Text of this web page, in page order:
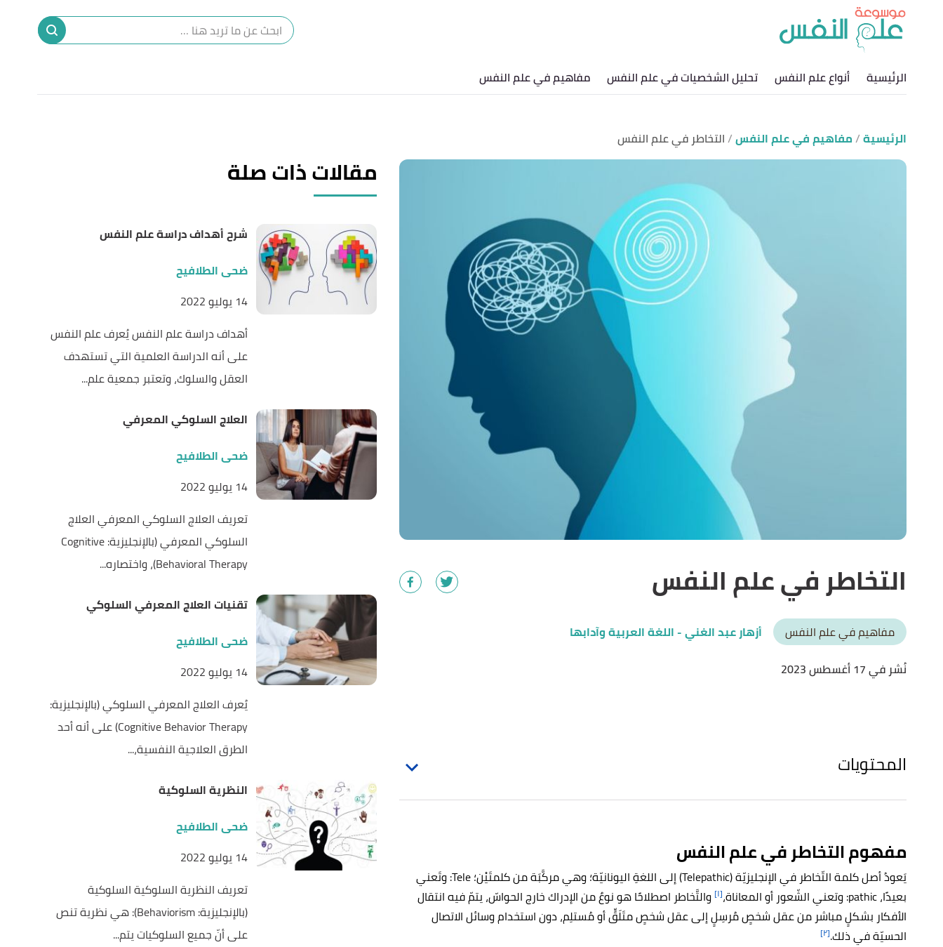
الرئيسية أنواع علم النفس تحليل الشخصيات في علم النفس مفاهيم في علم النفس
الرئيسية مفاهيم في علم النفس التخاطر في علم النفس
التخاطر في علم النفس
مفاهيم في علم النفس أزهار عبد الغني- اللغة العربية وآدابها
نُشر في 17 أغسطس 2023
المحتويات
مفهوم التخاطر في علم النفس
يَعودُ أصل كلمة التّخاطر في الإنجليزيّة (Telepathic) إلى اللغةِ اليونانيّة؛ وهي مركَّبَة من كلمتَيْن؛ Tele: وتَعني
بعيدًا، pathic: وتعني الشّعور أو المعاناة،
[١] والتَّخاطر اصطلاحًا هو نوعٌ من الإدراك خارج الحواسّ، يتمّ فيه انتقال
الأفكار بشكلٍ مباشر من عقل شخصٍ مُرسِلٍ إلى عقل شخصٍ متَلَقٍّ أو مُستلِم، دون استخدام وسائل الاتصال
الحسيّة في ذلك.[٢]
مقالات ذات صلة
شرح أهداف دراسة علم النفس
ضحى الطلافيح
14 يوليو 2022
أهداف دراسة علم النفس يُعرف علم النفس
على أنه الدراسة العلمية التي تستهدف
العقل والسلوك، وتعتبر جمعية علم...
العلاج السلوكي المعرفي
ضحى الطلافيح
14 يوليو 2022
تعريف العلاج السلوكي المعرفي العلاج
السلوكي المعرفي (بالإنجليزية: Cognitive
Behavioral Therapy)، واختصاره...
تقنيات العلاج المعرفي السلوكي
ضحى الطلافيح
14 يوليو 2022
يُعرف العلاج المعرفي السلوكي (بالإنجليزية:
Cognitive Behavior Therapy) على أنه أحد
الطرق العلاجية النفسية،...
النظرية السلوكية
ضحى الطلافيح
14 يوليو 2022
تعريف النظرية السلوكية السلوكية
(بالإنجليزية: Behaviorism): هي نظرية تنص
على أنّ جميع السلوكيات يتم...